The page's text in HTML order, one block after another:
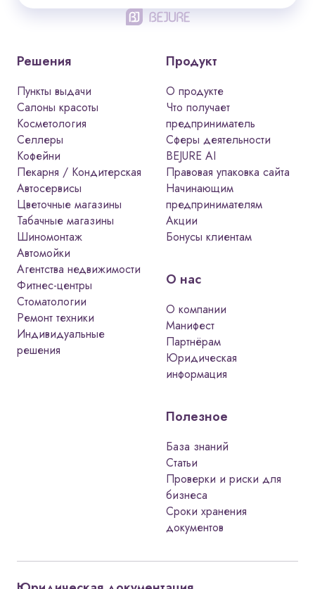
Открытие и ведение
только про beauty-индустрию, но и
про жёсткое регулирование со
стороны Роспотребнадзора,
Росздравнадзора и лицензирующих
органов. Один неверно
оформленный документ может стоить
вам лицензии, штрафа до 300 000
рублей или судебного иска от
пациента. На платформе BeJure
собран полный комплект
юридически выверенных документов
для косметологических клиник —
актуальных, безопасных и доступных
по честной цене.
Почему
косметологическим
клиникам нужна
безупречная документация
Косметология — это медицинская
деятельность. Это значит, что к вашей
клинике предъявляются требования
как к полноценному медицинскому
Лицензирование.Без медицинской
лицензии оказание
Решения
Пункты выдачи
Салоны красоты
Косметология
Селлеры
Кофейни
Пекарня / Кондитерская
Автосервисы
Цветочные магазины
Табачные магазины
Шиномонтаж
Автомойки
Агентства недвижимости
Фитнес-центры
Стоматологии
Ремонт техники
Индивидуальные
решения
Продукт
О продукте
Что получает
предприниматель
Сферы деятельности
BEJURE AI
Правовая упаковка сайта
Начинающим
предпринимателям
Акции
Бонусы клиентам
О нас
О компании
Манифест
Партнёрам
Юридическая
информация
Полезное
База знаний
Статьи
Проверки и риски для
бизнеса
Сроки хранения
документов